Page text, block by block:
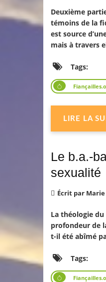
Deuxième
témoins de la
est source
mais à travers
Tags:
LIRE LA
Le b.a.-
sexualité
Écrit par
La théologie
profondeur de
t-il été abîmé
Tags: